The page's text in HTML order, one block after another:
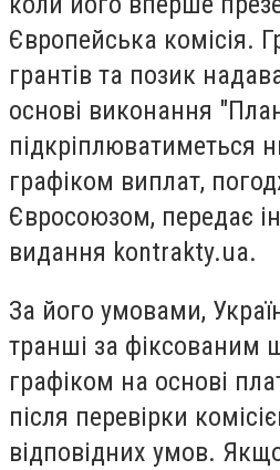
Європейська комісія.
грантів та позик
основі виконання
підкріплюватиметься
графіком виплат,
Євросоюзом, передає
видання kontrakty.ua.
За його умовами,
транші за фіксованим
графіком на основі
після перевірки
відповідних умов.